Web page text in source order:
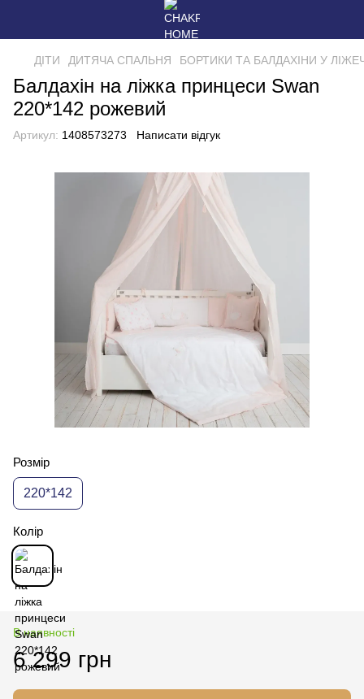
ДІТИ ДИТЯЧА СПАЛЬНЯ БОРТИКИ ТА БАЛДАХІНИ У
Балдахін на ліжка принцеси Swan
220*142 рожевий
Артикул: 1408573273 Написати відгук
Розмір
220*142
Колір
В наявності
6 299 грн